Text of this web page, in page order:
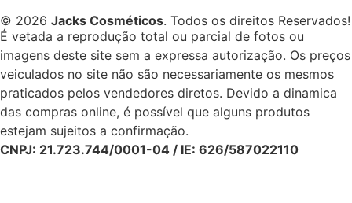
© 2026 Jacks Cosméticos. Todos os direitos Reservados!
É vetada a reprodução total ou parcial de fotos ou
imagens deste site sem a expressa autorização. Os preços
veiculados no site não são necessariamente os mesmos
praticados pelos vendedores diretos. Devido a dinamica
das compras online, é possível que alguns produtos
estejam sujeitos a confirmação.
CNPJ: 21.723.744/0001-04 / IE: 626/587022110